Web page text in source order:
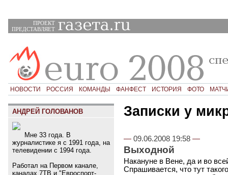
ПРОЕКТ
ПРЕДСТАВЛЯЕТ
НОВОСТИ РОССИЯ КОМАНДЫ ФАНФЕСТ ИСТОРИЯ ФОТО
АНДРЕЙ ГОЛОВАНОВ
Мне 33 года. В
журналистике я с 1991 года, на
телевидении с 1994 года.
Работал на Первом канале,
каналах 7ТВ и "Евроспорт-
Записки у
— 09.06.2008 19:58 —
Выходной
Накануне в Вене, да и во
Спрашивается, что тут